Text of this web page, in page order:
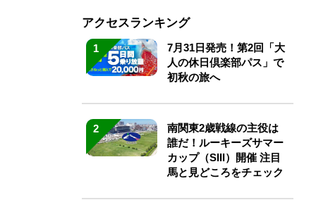
アクセスランキング
1
7月31日発売！第2回「大
人の休日倶楽部パス」で
初秋の旅へ
2
南関東2歳戦線の主役は
誰だ！ルーキーズサマー
カップ（SIII）開催 注目
馬と見どころをチェック